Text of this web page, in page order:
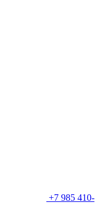
+7 985 410-